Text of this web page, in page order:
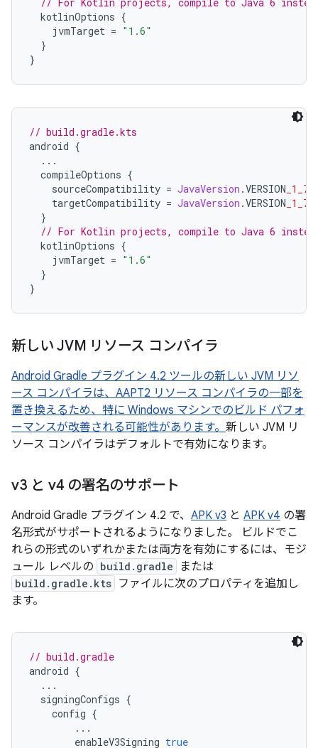
kotlinOptions {
jvmTarget = "1.6"
}
}
// build.gradle.kts
android {
...
compileOptions {
sourceCompatibility = JavaVersion .VERSION _1_7
targetCompatibility = JavaVersion .VERSION _1_7
}
// For Kotlin projects, compile to Java 6
kotlinOptions {
jvmTarget = "1.6"
}
}
新しい JVM リソース コンパイラ
Android Gradle プラグイン 4.2 ツールの新しい JVM リソ
ース コンパイラは、AAPT2 リソース コンパイラの一部を
置き換えるため、特に Windows マシンでのビルド パフォ
ーマンスが改善される可能性があります。 新しい JVM リ
ソース コンパイラはデフォルトで有効になります。
v3 と v4 の署名のサポート
Android Gradle プラグイン 4.2 で、 APK v3 と APK v4 の署
名形式がサポートされるようになりました。 ビルドでこ
れらの形式のいずれかまたは両方を有効にするには、モジ
ュール レベルの build.gradle または
build.gradle.kts ファイルに次のプロパティを追加し
ます。
// build.gradle
android {
...
signingConfigs {
config {
...
enableV3Signing true